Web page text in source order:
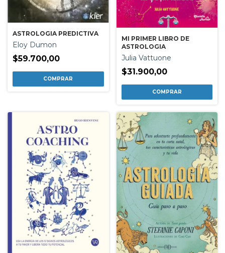
ASTROLOGIA PREDICTIVA
Eloy Dumon
$59.700,00
MI PRIMER LIBRO DE
ASTROLOGIA
Julia Vattuone
$31.900,00